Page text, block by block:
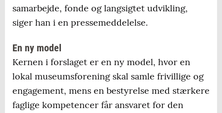
samarbejde, fonde og langsigtet udvikling,
siger han i en pressemeddelelse.
En ny model
Kernen i forslaget er en ny model, hvor en
lokal museumsforening skal samle frivillige og
engagement, mens en bestyrelse med stærkere
faglige kompetencer får ansvaret for den